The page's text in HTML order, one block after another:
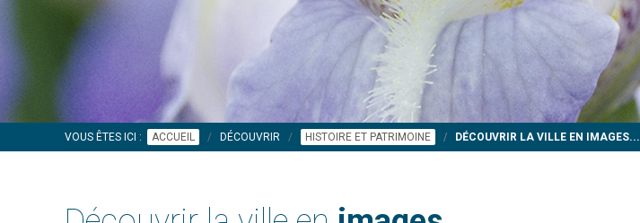
VOUS ÊTES ICI : ACCUEIL DÉCOUVRIR HISTOIRE ET PATRIMOINE DÉCOUVRIR LA VILLE EN IMAGES...